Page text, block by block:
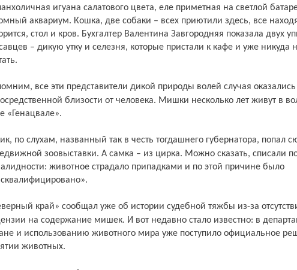
игуана салатового цвета, еле приметная на светлой
аквариум. Кошка, две собаки – всех приютили здесь, все
стол и кров. Бухгалтер Валентина Завгородняя показала двух
– дикую утку и селезня, которые пристали к кафе и уже никуда
близости от человека. Мишки несколько лет живут в
«Генацвале».
зоовыставки. А самка – из цирка. Можно сказать, списали
животное страдало припадками и по этой причине было
на содержание мишек. И вот недавно стало известно: в
и использованию животного мира уже поступило официальное
животных.